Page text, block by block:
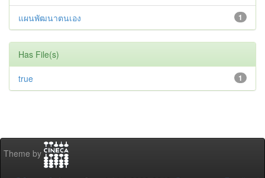
1
แผนพัฒนาตนเอง
Has File(s)
1
true
Theme by